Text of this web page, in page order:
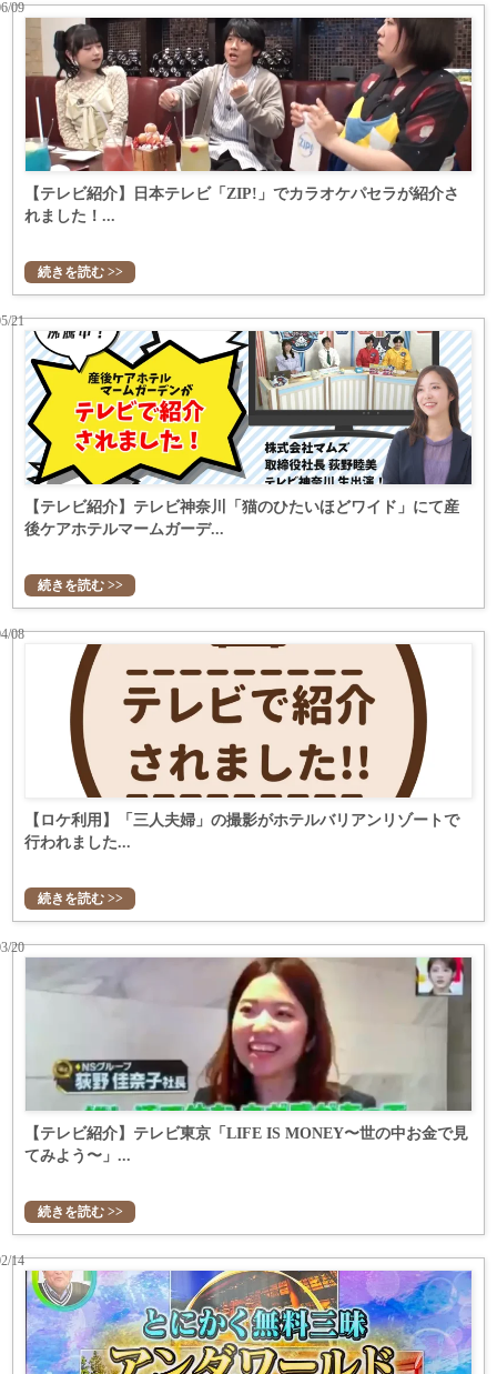
【テレビ紹介】日本テレビ「ZIP!」でカラオケパセラが紹介さ
れました！...
09
続きを読む >>
【テレビ紹介】テレビ神奈川「猫のひたいほどワイド」にて産
後ケアホテルマームガーデ...
21
続きを読む >>
【ロケ利用】「三人夫婦」の撮影がホテルバリアンリゾートで
行われました...
08
続きを読む >>
【テレビ紹介】テレビ東京「LIFE IS MONEY〜世の中お金で見
てみよう〜」...
20
続きを読む >>
14